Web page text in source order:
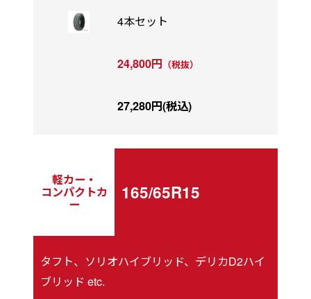
4本セット
24,800円 （税抜）
27,280円(税込)
軽カー・
コンパクトカ
ー
165/65R15
タフト、ソリオハイブリッド、デリカD2ハイ
ブリッド etc.